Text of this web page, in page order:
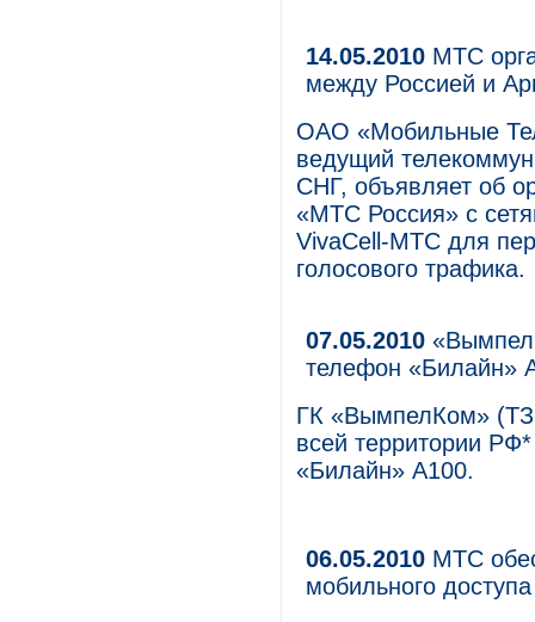
14.05.2010 МТС
между Россией и
ОАО «Мобильные
ведущий
СНГ, объявляет об
«МТС Россия» с
VivaCell-МТС для
голосового трафика.
07.05.2010
телефон «Билайн»
ГК «ВымпелКом» (ТЗ
всей территории
«Билайн» А100.
06.05.2010 МТС
мобильного